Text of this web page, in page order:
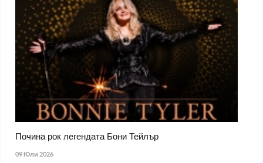
Почина рок легендата Бони Тейлър
09 Юли 2026